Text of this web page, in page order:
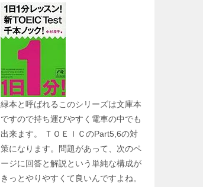
緑本と呼ばれるこのシリーズは文庫本
ですので持ち運びやすく電車の中でも
出来ます。 ＴＯＥＩＣのPart5,6の対
策になります。問題があって、次のペ
ージに回答と解説という単純な構成が
きっとやりやすくて良いんですよね。